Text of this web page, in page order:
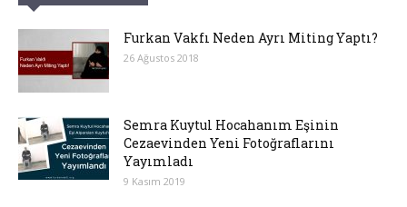
Furkan Vakfı Neden Ayrı Miting Yaptı?
26 Ağustos 2018
Semra Kuytul Hocahanım Eşinin
Cezaevinden Yeni Fotoğraflarını
Yayımladı
9 Kasım 2019